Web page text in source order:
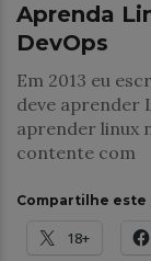
Aprenda
DevOps
Em 2013 eu
deve aprender
aprender linux
contente com
Compartilhe este
18+